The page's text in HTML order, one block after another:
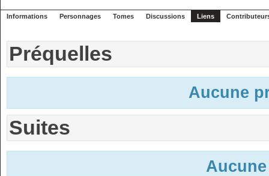
Informations Personnages Tomes Discussions Liens
Préquelles
Aucune
Suites